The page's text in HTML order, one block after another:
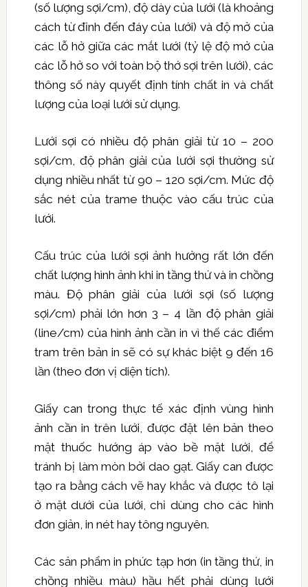
(số lượng sợi/cm), độ dày của lưới (là khoảng
cách từ đỉnh đến đáy của lưới) và độ mở của
các lỗ hở giữa các mắt lưới (tỷ lệ độ mở của
các lỗ hở so với toàn bộ thớ sợi trên lưới), các
thông số này quyết định tính chất in và chất
lượng của loại lưới sử dụng.
Lưới sợi có nhiều độ phân giải từ 10 – 200
sợi/cm, độ phân giải của lưới sợi thường sử
dụng nhiều nhất từ 90 – 120 sợi/cm. Mức độ
sắc nét của trame thuộc vào cấu trúc của
lưới.
Cấu trúc của lưới sợi ảnh hưởng rất lớn đến
chất lượng hình ảnh khi in tầng thứ và in chồng
màu. Độ phân giải của lưới sợi (số lượng
sợi/cm) phải lớn hơn 3 – 4 lần độ phân giải
(line/cm) của hình ảnh cần in vì thế các điểm
tram trên bản in sẽ có sự khác biệt 9 đến 16
lần (theo đơn vị diện tích).
Giấy can trong thực tế xác định vùng hình
ảnh cần in trên lưới, được đặt lên bản theo
mặt thuốc hướng áp vào bề mặt lưới, để
tránh bị làm mòn bởi dao gạt. Giấy can được
tạo ra bằng cách vẽ hay khắc và được tô lại
ở mặt dưới của lưới, chỉ dùng cho các hình
đơn giản, in nét hay tông nguyên.
Các sản phẩm in phức tạp hơn (in tầng thứ, in
chồng nhiều màu) hầu hết phải dùng lưới